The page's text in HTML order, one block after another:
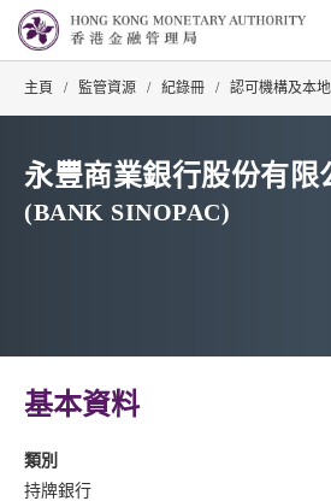
主頁 / 監管資源 / 紀錄冊 / 認可機構及本
永豐商業銀行股份有限
(BANK SINOPAC)
基本資料
類別
持牌銀行